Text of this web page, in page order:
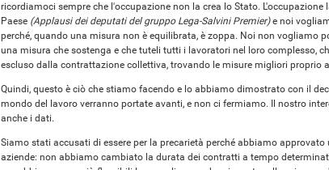
ricordiamoci sempre che l'occupazione non la crea lo Stato.
Paese (Applausi dei deputati del gruppo Lega-Salvini Premier)e noi
perché, quando una misura non è equilibrata, è zoppa. Noi non vogliamo
una misura che sostenga e che tuteli tutti i lavoratori nel loro complesso,
escluso dalla contrattazione collettiva, trovando le misure migliori proprio
Quindi, questo è ciò che stiamo facendo e lo abbiamo dimostrato con il
mondo del lavoro verranno portate avanti, e non ci fermiamo. Il nostro
anche i dati.
Siamo stati accusati di essere per la precarietà perché abbiamo
aziende: non abbiamo cambiato la durata dei contratti a tempo